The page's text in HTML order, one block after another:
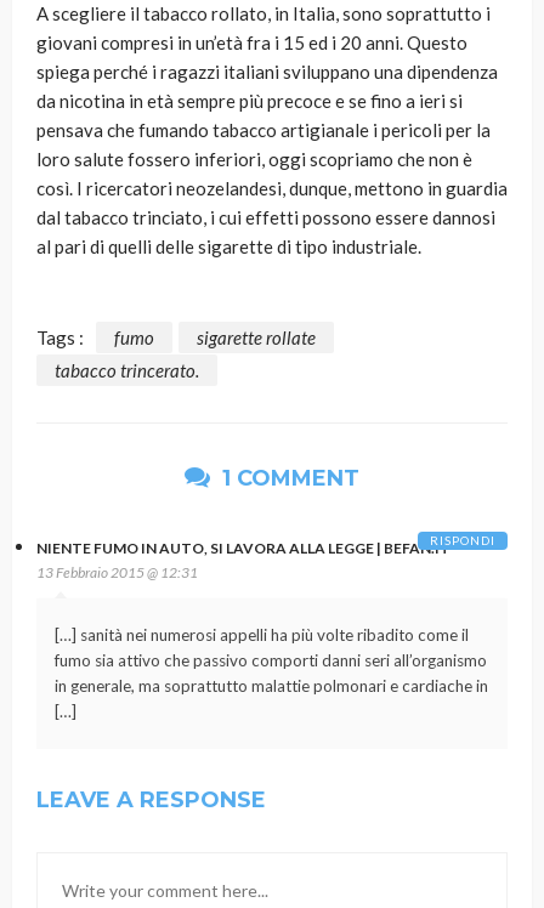
A scegliere il tabacco rollato, in Italia, sono soprattutto i
giovani compresi in un’età fra i 15 ed i 20 anni. Questo
spiega perché i ragazzi italiani sviluppano una dipendenza
da nicotina in età sempre più precoce e se fino a ieri si
pensava che fumando tabacco artigianale i pericoli per la
loro salute fossero inferiori, oggi scopriamo che non è
così. I ricercatori neozelandesi, dunque, mettono in guardia
dal tabacco trinciato, i cui effetti possono essere dannosi
al pari di quelli delle sigarette di tipo industriale.
Tags : fumo
sigarette rollate
tabacco trincerato.
1 COMMENT
NIENTE FUMO IN AUTO, SI LAVORA ALLA LEGGE | BEFAN.IT
13 Febbraio 2015 @ 12:31
[…] sanità nei numerosi appelli ha più volte ribadito come il
fumo sia attivo che passivo comporti danni seri all’organismo
in generale, ma soprattutto malattie polmonari e cardiache in
[…]
RISPONDI
LEAVE A RESPONSE